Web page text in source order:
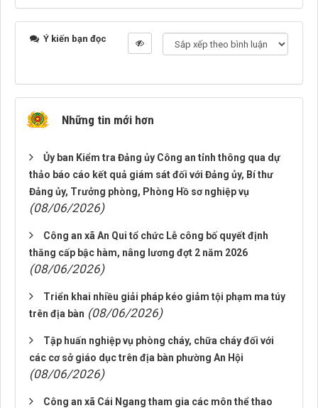
Ý kiến bạn đọc
Những tin mới hơn
Ủy ban Kiểm tra Đảng ủy Công an tỉnh thông qua dự
thảo báo cáo kết quả giám sát đối với Đảng ủy, Bí thư
Đảng ủy, Trưởng phòng, Phòng Hồ sơ nghiệp vụ
(08/06/2026)
Công an xã An Qui tổ chức Lễ công bố quyết định
thăng cấp bậc hàm, nâng lương đợt 2 năm 2026
(08/06/2026)
Triển khai nhiều giải pháp kéo giảm tội phạm ma túy
trên địa bàn (08/06/2026)
Tập huấn nghiệp vụ phòng cháy, chữa cháy đối với
các cơ sở giáo dục trên địa bàn phường An Hội
(08/06/2026)
Công an xã Cái Ngang tham gia các môn thể thao